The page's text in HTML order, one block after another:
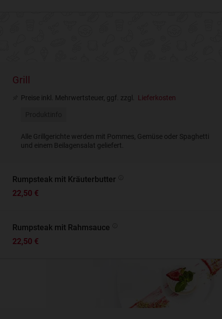
Grill
Preise inkl. Mehrwertsteuer, ggf. zzgl. Lieferkosten
Alle Grillgerichte werden mit Pommes, Gemüse oder Spaghetti
und einem Beilagensalat geliefert.
Rumpsteak mit Kräuterbutter
22,50 €
Rumpsteak mit Rahmsauce
22,50 €